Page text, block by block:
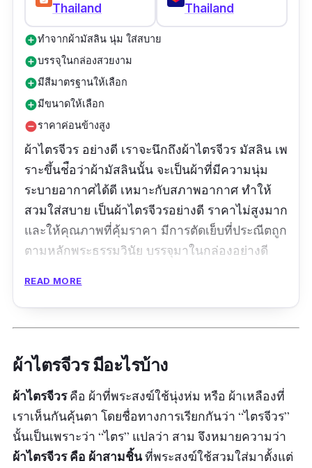
Thailand
Thailand
add_circleทำจากผ้ามัสลิน นุ่ม ใส่สบาย
add_circleบรรจุในกล่องสวยงาม
add_circleมีสีมาตรฐานให้เลือก
add_circleมีขนาดให้เลือก
remove_circleราคาค่อนข้างสูง
ผ้าไตรจีวร อย่างดี เราจะนึกถึงผ้าไตรจีวร มัสลิน เพ
ราะขึ้นช่ือว่าผ้ามัสลินนั้น จะเป็นผ้าที่มีความนุ่ม
ระบายอากาศได้ดี เหมาะกับสภาพอากาศ ทำให้
สวมใส่สบาย เป็นผ้าไตรจีวรอย่างดี ราคาไม่สูงมาก
และให้คุณภาพที่คุ้มราคา มีการตัดเย็บที่ประณีตถูก
ตามหลักพระธรรมวินัย บรรจุมาในกล่องอย่างดี
ประกอบด้วยผ้าไตร ชุดใหญ่ 7 ชิ้น ได้แก่ จีวร สบง
อังสะ สังฆาติ ผ้ารัดอก รัดประคด และผ้าประเคน มี
สีเหลืองทองและสีพระราชทานให้เลือก พร้อมกับมี
ขนาด 1.90 เมตร และ 2 เมตร ให้เลือกได้ตาม
ความเหมาะสม
รีวิวจากผู้ใช้จริง:
"ชุดผ้าไตรใส่กล่องป้องกันมาอย่างดี กล่องข้างใน
อยู่ในสภาพดี สีและขนาดตรงตามที่สั่ง ค่าส่งไม่
READ MORE
ผ้าไตรจีวร มีอะไรบ้าง
ผ้าไตรจีวรคือ ผ้าที่พระสงฆ์ใช้นุ่งห่ม หรือ ผ้าเหลืองที่
เราเห็นกันคุ้นตา โดยชื่อทางการเรียกกันว่า “ไตรจีวร”
นั้นเป็นเพราะว่า “ไตร” แปลว่า สาม จึงหมายความว่า
ผ้าไตรจีวร คือ ผ้าสามชิ้นที่พระสงฆ์ใช้สวมใส่มาตั้งแต่